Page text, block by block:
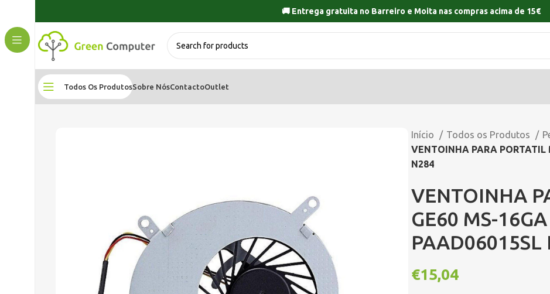
🚚 Entrega gratuita no Barreiro e Moita nas compras acima de 15€
Todos Os ProdutosSobre NósContactoOutlet
Início Todos os Produtos
VENTOINHA PARA PORTATIL
N284
VENTOINHA
GE60 MS-
PAAD06015SL
€15,04